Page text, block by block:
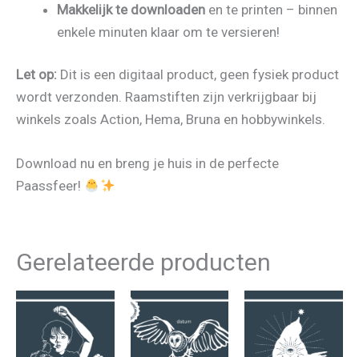
Makkelijk te downloaden en te printen – binnen
enkele minuten klaar om te versieren!
Let op: Dit is een digitaal product, geen fysiek product
wordt verzonden. Raamstiften zijn verkrijgbaar bij
winkels zoals Action, Hema, Bruna en hobbywinkels.
Download nu en breng je huis in de perfecte
Paassfeer!
Gerelateerde producten